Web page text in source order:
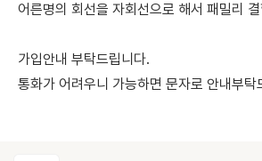
어른명의 회선을 자회선으로 해서 패밀리
가입안내 부탁드립니다.
통화가 어려우니 가능하면 문자로 안내부탁